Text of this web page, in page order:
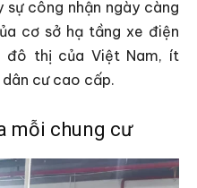
công nhận ngày càng
cơ sở hạ tầng xe điện
đô thị của Việt Nam, ít
cư cao cấp.
mỗi chung cư